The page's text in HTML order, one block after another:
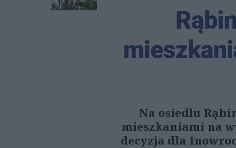
Na osiedlu
mieszkaniami na
decyzja dla